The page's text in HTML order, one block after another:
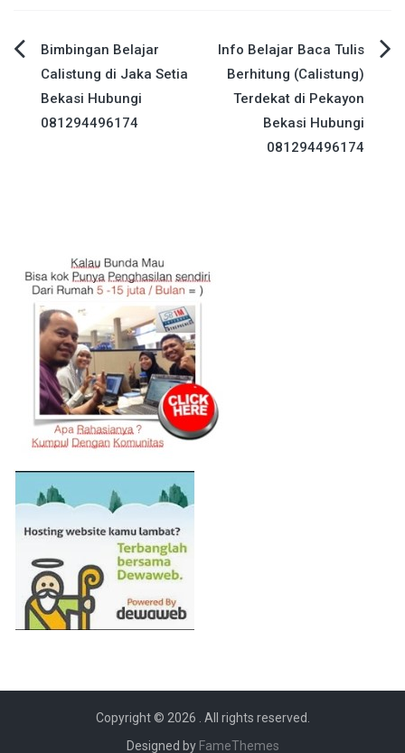
Post
navigation
Bimbingan Belajar
Calistung di Jaka Setia
Bekasi Hubungi
081294496174
Info Belajar Baca Tulis
Berhitung (Calistung)
Terdekat di Pekayon
Bekasi Hubungi
081294496174
Copyright © 2026 . All rights reserved.
Designed by FameThemes